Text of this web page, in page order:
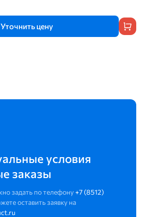
Уточнить цену
условия
заказы
задать по телефону +7 (8512)
оставить заявку на